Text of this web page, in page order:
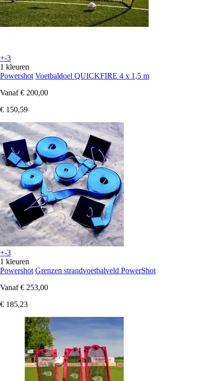
+-3
1 kleuren
Powershot Voetbaldoel QUICKFIRE 4 x 1,5 m
Vanaf € 200,00
€ 150,59
+-3
1 kleuren
Powershot Grenzen strandvoetbalveld PowerShot
Vanaf € 253,00
€ 185,23